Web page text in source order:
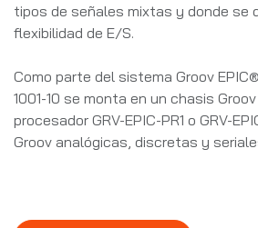
tipos de señales mixtas y donde se
flexibilidad de E/S.
Como parte del sistema Groov
1001-10 se monta en un chasis
procesador GRV-EPIC-PR1 o GRV-
Groov analógicas, discretas y